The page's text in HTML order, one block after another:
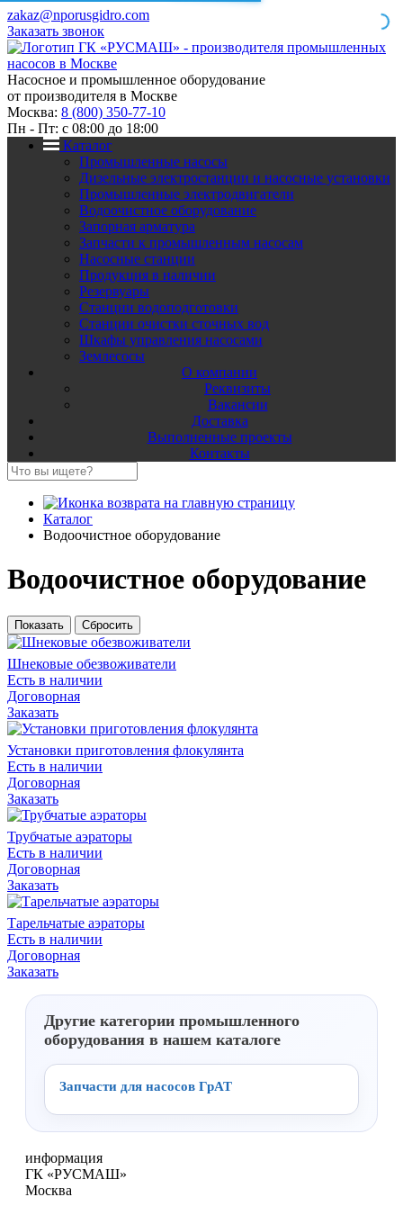
zakaz@nporusgidro.com
Заказать звонок
Насосное и промышленное оборудование
от производителя в Москве
Москва: 8 (800) 350-77-10
Пн - Пт: с 08:00 до 18:00
Каталог
Промышленные насосы
Дизельные электростанции и насосные установки
Промышленные электродвигатели
Водоочистное оборудование
Запорная арматура
Запчасти к промышленным насосам
Насосные станции
Продукция в наличии
Резервуары
Станции водоподготовки
Станции очистки сточных вод
Шкафы управления насосами
Землесосы
О компании
Реквизиты
Вакансии
Доставка
Выполненные проекты
Контакты
Каталог
Водоочистное оборудование
Водоочистное оборудование
Шнековые обезвоживатели
Есть в наличии
Договорная
Заказать
Установки приготовления флокулянта
Есть в наличии
Договорная
Заказать
Трубчатые аэраторы
Есть в наличии
Договорная
Заказать
Тарельчатые аэраторы
Есть в наличии
Договорная
Заказать
Другие категории промышленного
оборудования в нашем каталоге
Запчасти для насосов ГрАТ
информация
ГК «РУСМАШ»
Москва